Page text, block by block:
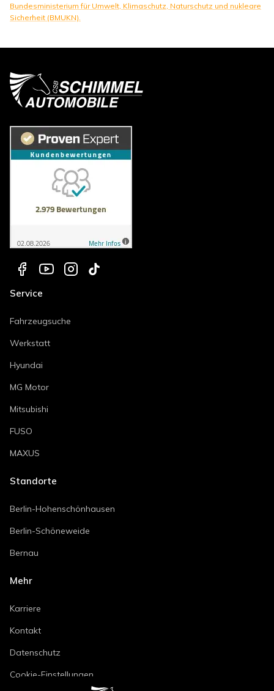
Bundesministerium für Umwelt, Klimaschutz, Naturschutz und nukleare
Sicherheit (BMUKN).
Service
Fahrzeugsuche
Werkstatt
Hyundai
MG Motor
Mitsubishi
FUSO
MAXUS
Standorte
Berlin-Hohenschönhausen
Berlin-Schöneweide
Bernau
Mehr
Karriere
Kontakt
Datenschutz
Cookie-Einstellungen